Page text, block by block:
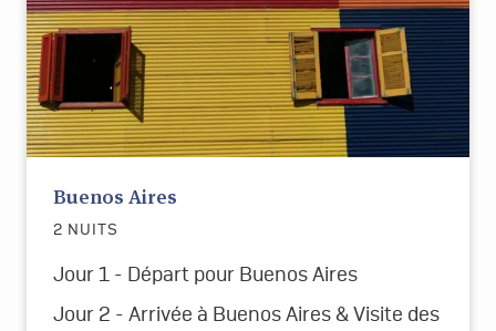
Buenos Aires
2 NUITS
Jour 1 - Départ pour Buenos Aires
Jour 2 - Arrivée à Buenos Aires & Visite des